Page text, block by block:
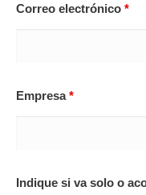
Correo electrónico *
Empresa*
Indique si va solo o